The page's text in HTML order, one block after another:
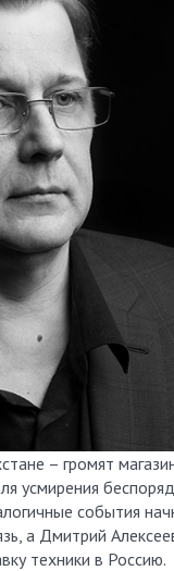
– громят
усмирения
события
а Дмитрий
техники в Россию.